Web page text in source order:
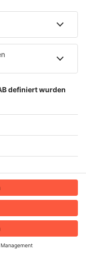
MENÜ
und ein
So wurde